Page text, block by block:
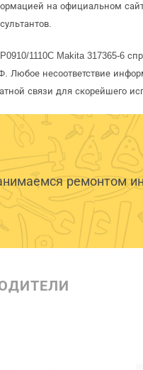
на официальном
1110C Makita 317365-6
Любое несоответствие
связи для скорейшего
ремонтом